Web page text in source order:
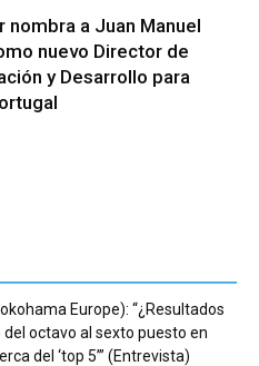
nombra a Juan Manuel
nuevo Director de
y Desarrollo para
Europe): “¿Resultados
octavo al sexto puesto en
del ‘top 5’” (Entrevista)